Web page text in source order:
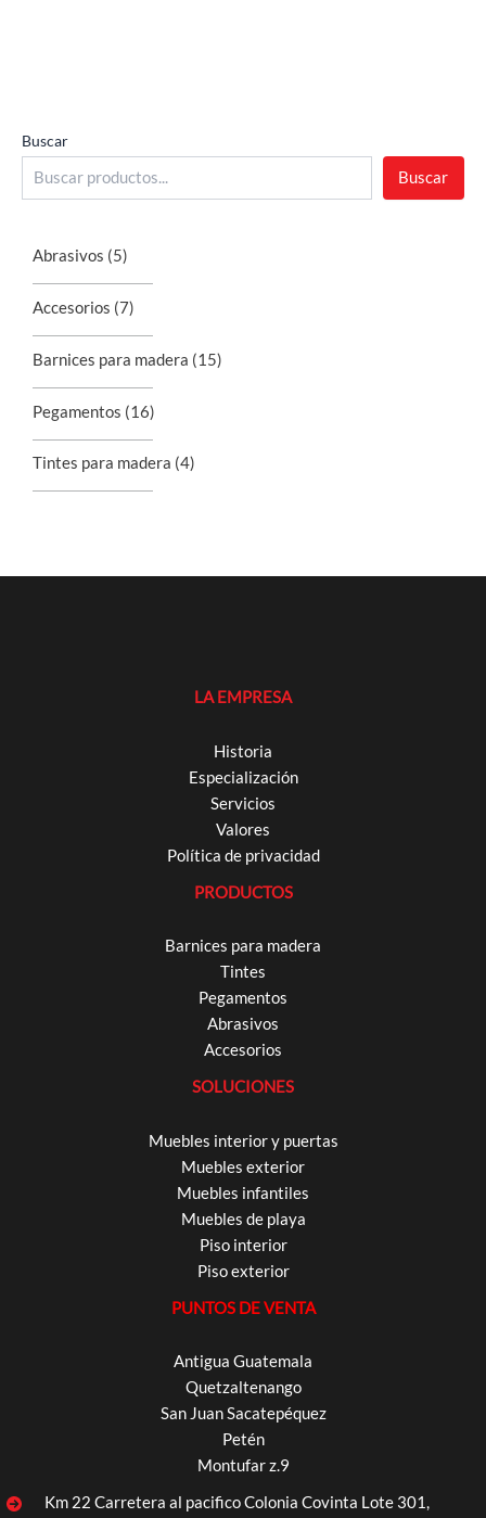
Buscar
Buscar
Abrasivos (5)
Accesorios (7)
Barnices para madera (15)
Pegamentos (16)
Tintes para madera (4)
LA EMPRESA
Historia
Especialización
Servicios
Valores
Política de privacidad
PRODUCTOS
Barnices para madera
Tintes
Pegamentos
Abrasivos
Accesorios
SOLUCIONES
Muebles interior y puertas
Muebles exterior
Muebles infantiles
Muebles de playa
Piso interior
Piso exterior
PUNTOS DE VENTA
Antigua Guatemala
Quetzaltenango
San Juan Sacatepéquez
Petén
Montufar z.9
Km 22 Carretera al pacifico Colonia Covinta Lote 301,